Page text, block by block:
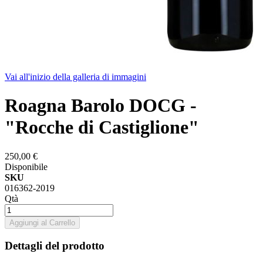
Vai all'inizio della galleria di immagini
Roagna Barolo DOCG -
"Rocche di Castiglione"
250,00 €
Disponibile
SKU
016362-2019
Qtà
Aggiungi al Carrello
Dettagli del prodotto